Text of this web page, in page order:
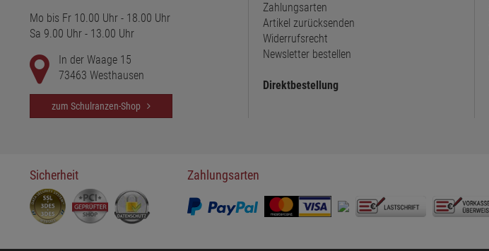
Mo bis Fr 10.00 Uhr - 18.00 Uhr
Sa 9.00 Uhr - 13.00 Uhr
In der Waage 15
73463 Westhausen
zum Schulranzen-Shop
Zahlungsarten
Artikel zurücksenden
Widerrufsrecht
Newsletter bestellen
Direktbestellung
Sicherheit Zahlungsarten